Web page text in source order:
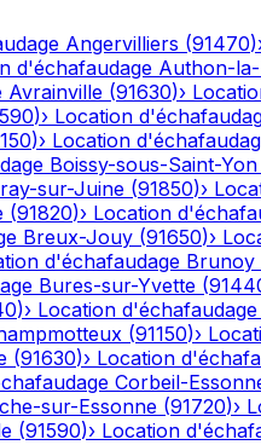
Angervilliers (91470)
d'échafaudage Authon-
Avrainville (91630)›
)› Location
)› Location
Boissy-sous-Saint-Yon
sur-Juine (91850)›
(91820)› Location
Breux-Jouy (91650)›
d'échafaudage Brunoy
Bures-sur-Yvette (
)› Location d'échafaudage
(91150)›
(91630)› Location
Corbeil-
sur-Essonne (91720)›
(91590)› Location